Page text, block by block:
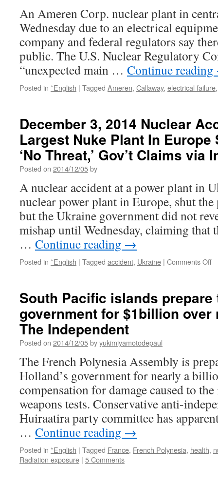
The
Hill
An Ameren Corp. nuclear plant in
Wednesday due to an electrical
company and federal regulators say
public. The U.S. Nuclear Regulatory
“unexpected main … Continue reading
Posted in *English | Tagged Ameren, Callaway, electrical failure
December 3, 2014 Nuclear
Largest Nuke Plant In Europe
‘No Threat,’ Gov’t Claims via
Posted on 2014/12/05by
A nuclear accident at a power plant in
nuclear power plant in Europe, shut
but the Ukraine government did not
mishap until Wednesday, claiming that
… Continue reading →
Posted in *English | Tagged accident, Ukraine | Comments Off
In
In
South Pacific islands prepare
government for $1billion
The Independent
Posted on 2014/12/05byyukimiyamotodepaul
The French Polynesia Assembly is
Holland’s government for nearly a
compensation for damage caused to
weapons tests. Conservative anti-
Huiraatira party committee has
… Continue reading →
Posted in *English | Tagged France, French Polynesia, health,
Radiation exposure | 5 Comments